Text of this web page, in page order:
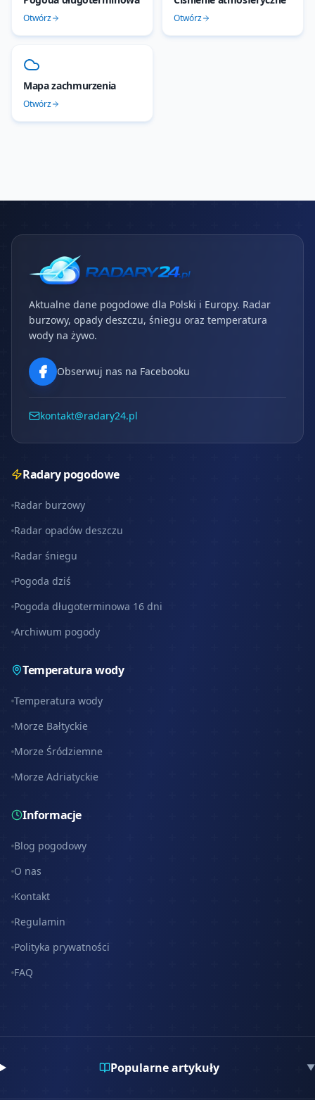
Otwórz Otwórz
Mapa zachmurzenia
Otwórz
Aktualne dane pogodowe dla Polski i Europy. Radar
burzowy, opady deszczu, śniegu oraz temperatura
wody na żywo.
Obserwuj nas na Facebooku
kontakt@radary24.pl
Radary pogodowe
Radar burzowy
Radar opadów deszczu
Radar śniegu
Pogoda dziś
Pogoda długoterminowa 16 dni
Archiwum pogody
Temperatura wody
Temperatura wody
Morze Bałtyckie
Morze Śródziemne
Morze Adriatyckie
Informacje
Blog pogodowy
O nas
Kontakt
Regulamin
Polityka prywatności
FAQ
Popularne artykuły ▼